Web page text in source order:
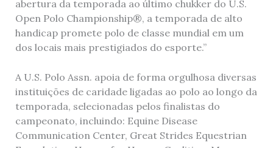
abertura da temporada ao último chukker do U.S.
Open Polo Championship®, a temporada de alto
handicap promete polo de classe mundial em um
dos locais mais prestigiados do esporte.”
A U.S. Polo Assn. apoia de forma orgulhosa diversas
instituições de caridade ligadas ao polo ao longo da
temporada, selecionadas pelos finalistas do
campeonato, incluindo: Equine Disease
Communication Center, Great Strides Equestrian